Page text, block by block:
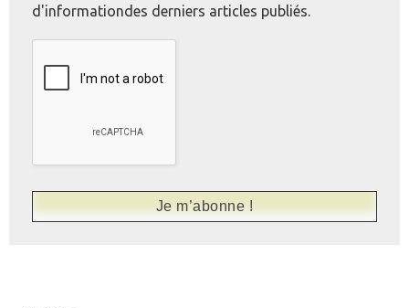
d'informationdes derniers articles publiés.